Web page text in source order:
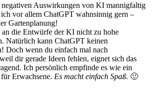
negativen Auswirkungen von KI mannigfaltig
vor allem ChatGPT wahnsinnig gern –
Gartenplanung!
die Entwürfe der KI nicht zu hohe
Natürlich kann ChatGPT keinen
Doch wenn du einfach mal nach
dir gerade Ideen fehlen, eignet sich das
Ich persönlich empfinde es wie ein
Erwachsene. Es macht einfach Spaß. 🙂